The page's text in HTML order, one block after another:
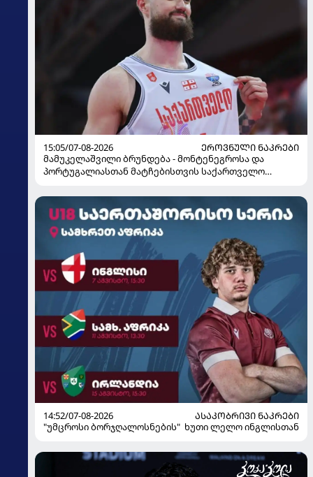
15:05/07-08-2026
ᲔᲠᲝᲕᲜᲣᲚᲘ ᲜᲐᲙᲠᲔᲑᲘ
მამუკელაშვილი ბრუნდება - მონტენეგროსა და
პორტუგალიასთან მატჩებისთვის საქართველო
14:52/07-08-2026
ᲐᲡᲐᲙᲝᲑᲠᲘᲕᲘ ᲜᲐᲙᲠᲔᲑᲘ
"უმცროსი ბორჯღალოსნების" ხუთი ლელო ინგლისთან